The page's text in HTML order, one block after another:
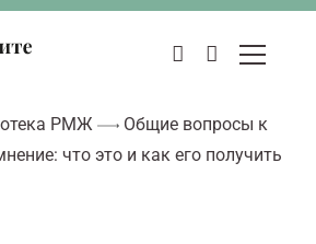
РМЖ
Общие вопросы к
что это и как его получить